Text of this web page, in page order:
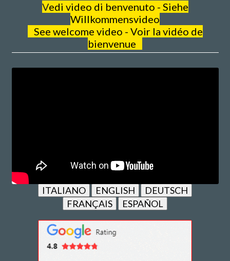
Vedi video di benvenuto - Siehe
Willkommensvideo
See welcome video - Voir la vidéo de
bienvenue
ITALIANO ENGLISH
DEUTSCH
FRANÇAIS
ESPAÑOL